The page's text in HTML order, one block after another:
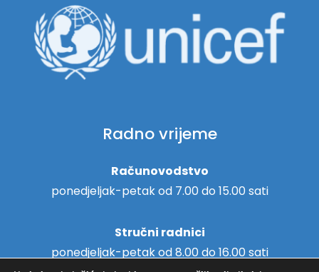
Radno vrijeme
Računovodstvo
ponedjeljak-petak od 7.00 do 15.00 sati
Stručni radnici
ponedjeljak-petak od 8.00 do 16.00 sati